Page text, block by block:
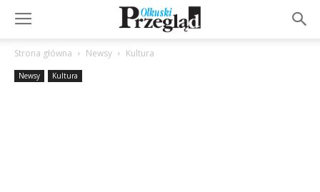
Strona główna Newsy Kultura
Newsy Kultura